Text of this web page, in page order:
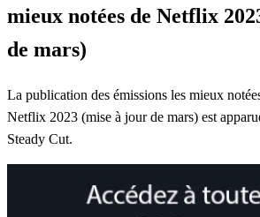
mieux notées de Netflix
de mars)
Posted
on
La publication des émissions les mieux
Netflix 2023 (mise à jour de mars) est
Steady Cut.